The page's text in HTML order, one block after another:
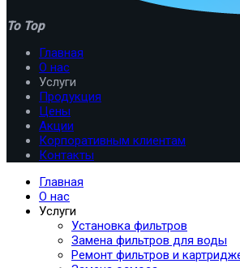
To Top
Главная
О нас
Услуги
Продукция
Цены
Акции
Корпоративным клиентам
Контакты
Главная
О нас
Услуги
Установка фильтров
Замена фильтров для воды
Ремонт фильтров и